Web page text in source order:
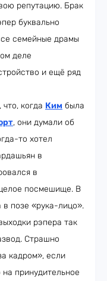
репутацию. Брак
буквально
семейные драмы
деле
и ещё ряд
когда Ким была
, они думали об
то хотел
в
в
посмешище. В
позе «рука-лицо».
рэпера так
Страшно
кадром», если
принудительное